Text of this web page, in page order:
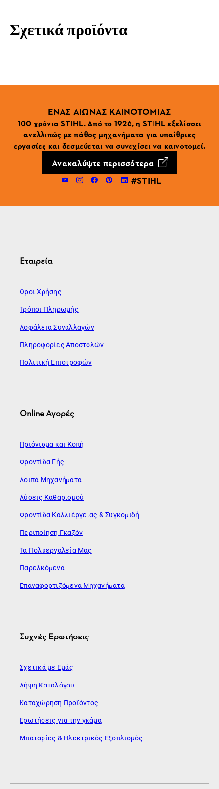
Σχετικά προϊόντα
ΕΝΑΣ ΑΙΩΝΑΣ ΚΑΙΝΟΤΟΜΙΑΣ
100 χρόνια STIHL. Από το 1926, η STIHL εξελίσσει
ανελλιπώς με πάθος μηχανήματα για υπαίθριες
εργασίες και δεσμεύεται να συνεχίσει να καινοτομεί.
Ανακαλύψτε περισσότερα
#STIHL
Εταιρεία
Όροι Χρήσης
Τρόποι Πληρωμής
Ασφάλεια Συναλλαγών
Πληροφορίες Αποστολών
Πολιτική Επιστροφών
Online Αγορές
Πριόνισμα και Κοπή
Φροντίδα Γής
Λοιπά Μηχανήματα
Λύσεις Καθαρισμού
Φροντίδα Καλλιέργειας & Συγκομιδή
Περιποίηση Γκαζόν
Τα Πολυεργαλεία Μας
Παρελκόμενα
Επαναφορτιζόμενα Μηχανήματα
Συχνές Ερωτήσεις
Σχετικά με Εμάς
Λήψη Καταλόγου
Καταχώρηση Προϊόντος
Ερωτήσεις για την γκάμα
Μπαταρίες & Ηλεκτρικός Εξοπλισμός